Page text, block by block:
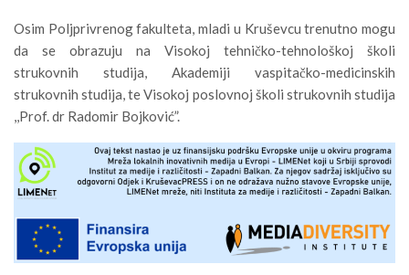
Osim Poljprivrenog fakulteta, mladi u Kruševcu trenutno mogu
da se obrazuju na Visokoj tehničko-tehnološkoj školi
strukovnih studija, Akademiji vaspitačko-medicinskih
strukovnih studija, te Visokoj poslovnoj školi strukovnih studija
,,Prof. dr Radomir Bojković”.